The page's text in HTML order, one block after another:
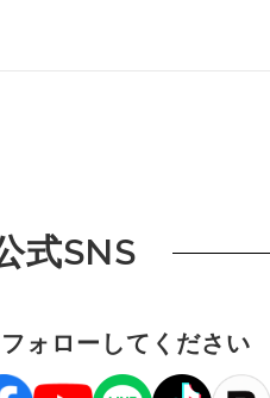
式SNS
ォローしてください